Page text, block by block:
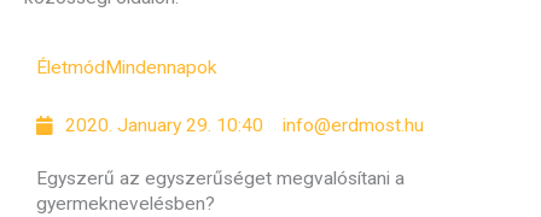
ÉletmódMindennapok
2020. January 29. 10:40 info@erdmost.hu
Egyszerű az egyszerűséget megvalósítani a
gyermeknevelésben?